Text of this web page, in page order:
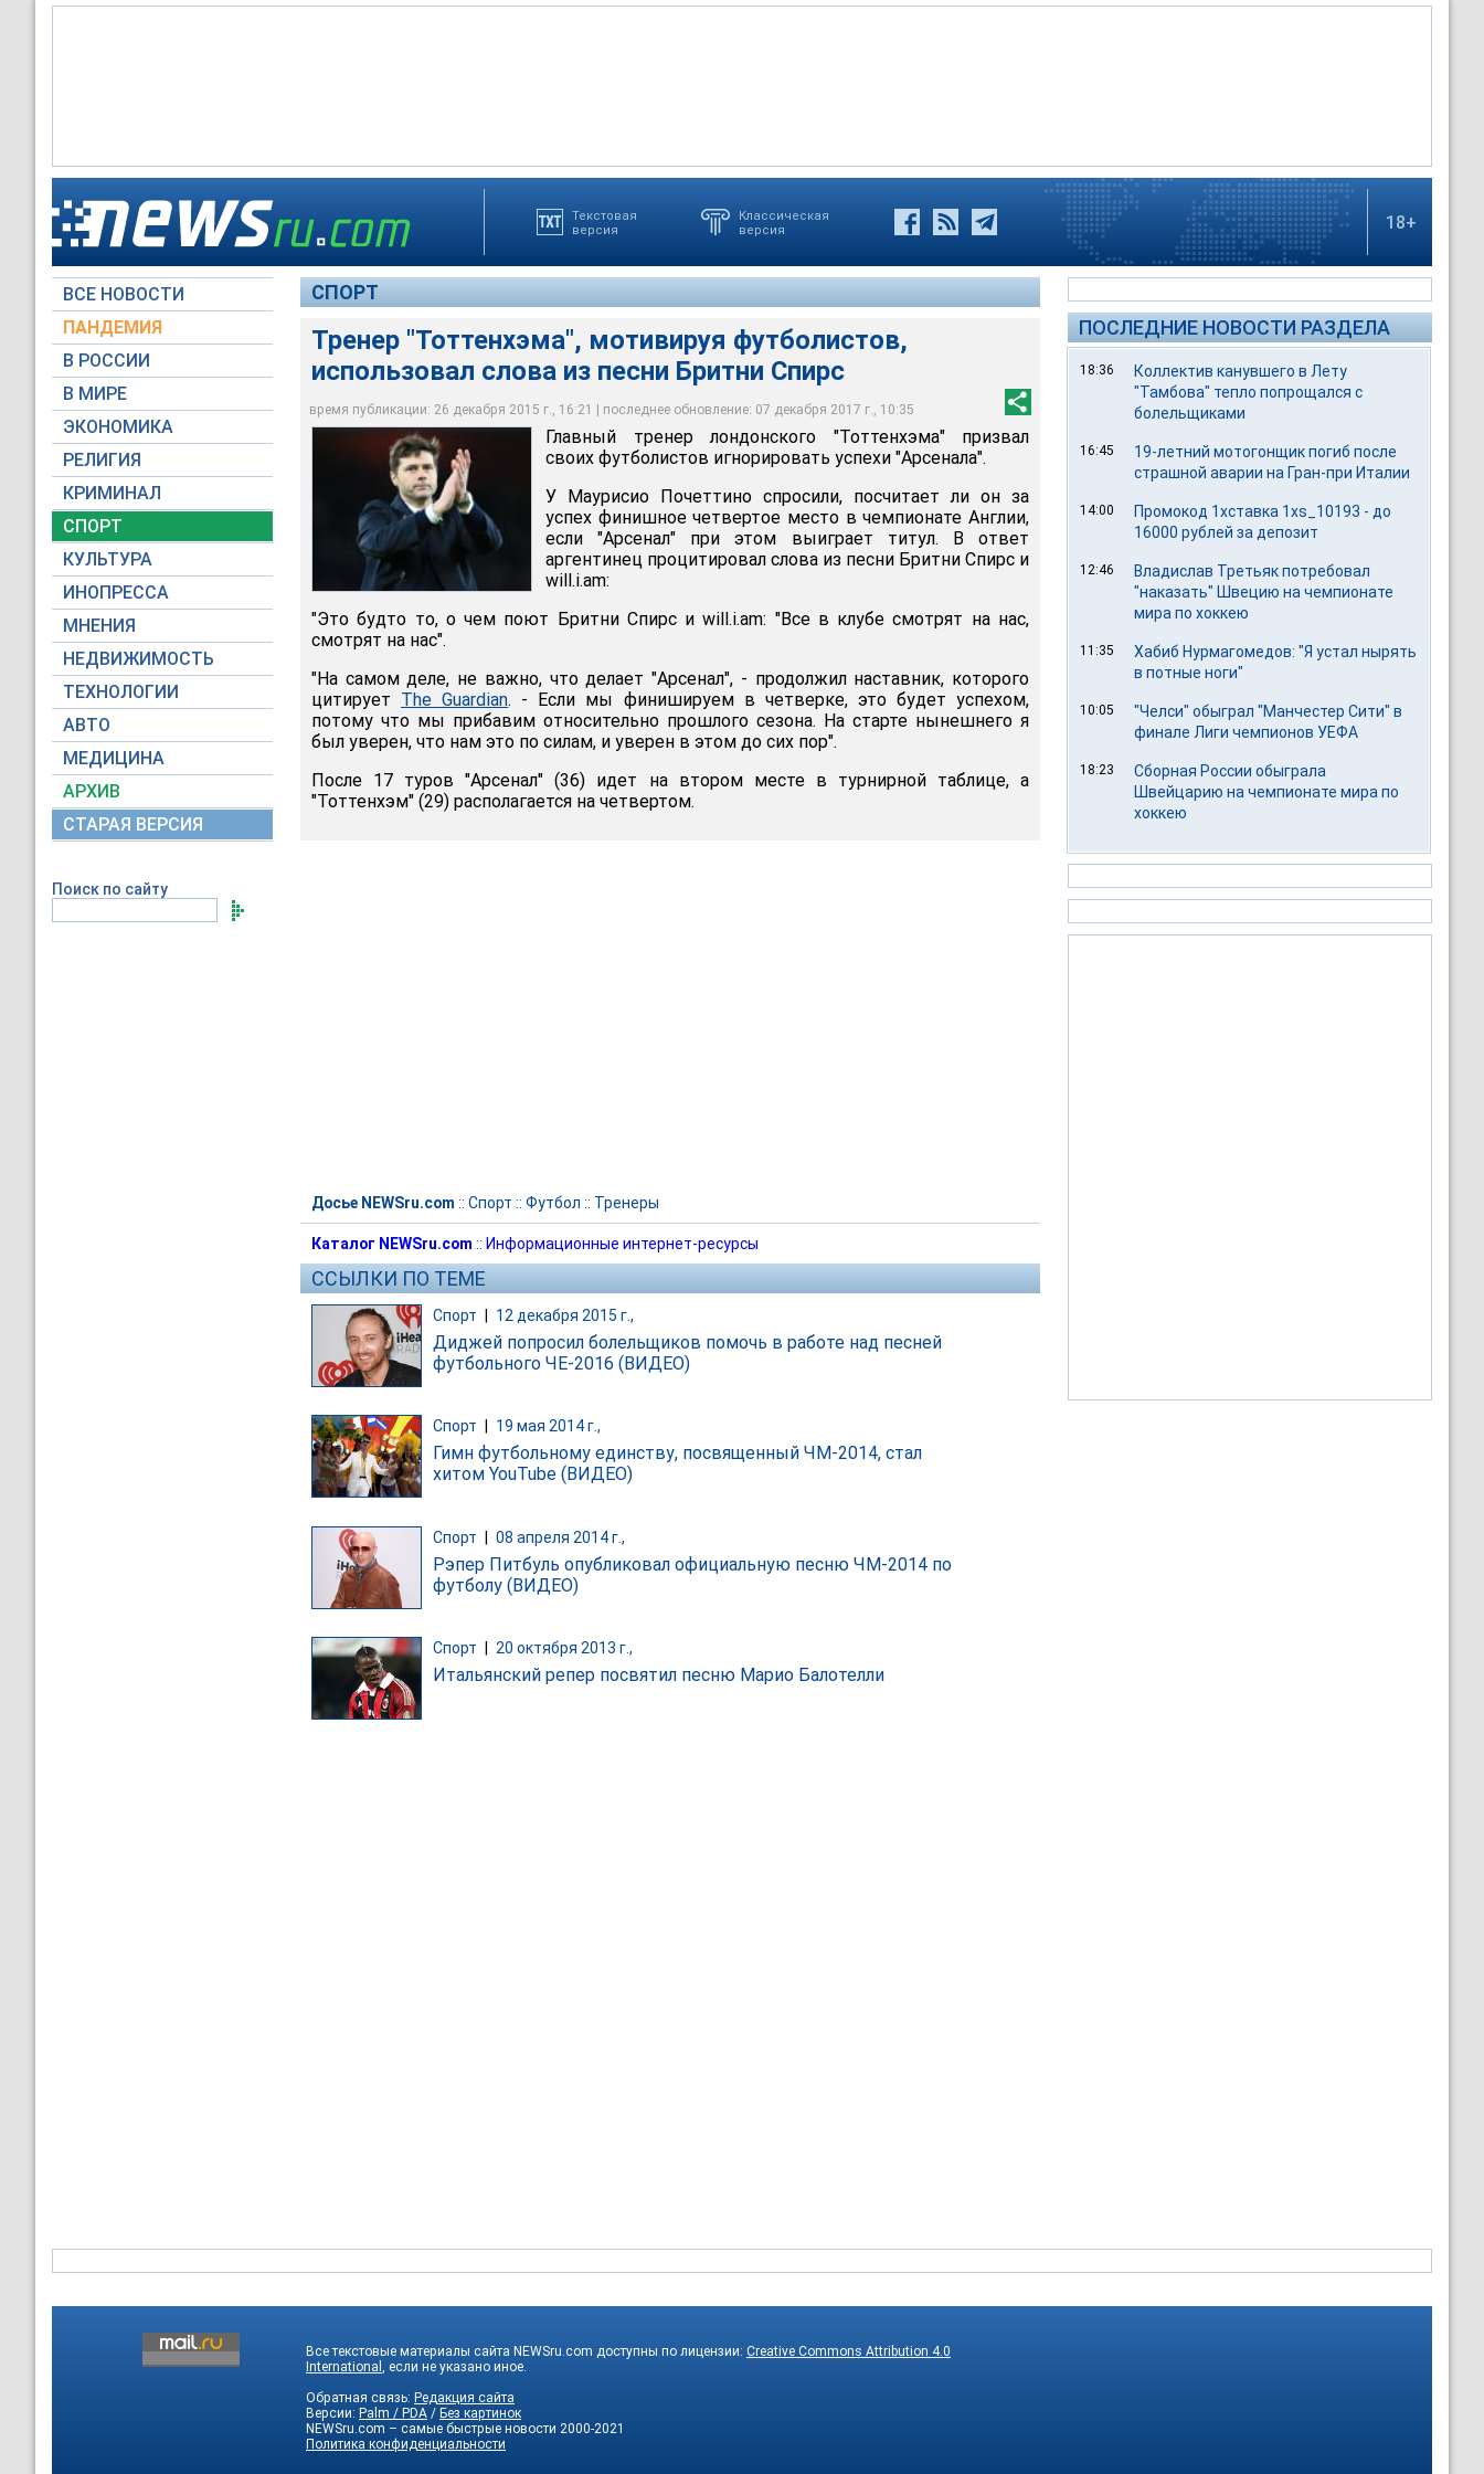
Текстовая
версия
Классическая
версия
18+
ВСЕ НОВОСТИ
ПАНДЕМИЯ
В РОССИИ
В МИРЕ
ЭКОНОМИКА
РЕЛИГИЯ
КРИМИНАЛ
СПОРТ
КУЛЬТУРА
ИНОПРЕССА
МНЕНИЯ
НЕДВИЖИМОСТЬ
ТЕХНОЛОГИИ
АВТО
МЕДИЦИНА
АРХИВ
СТАРАЯ ВЕРСИЯ
Поиск по сайту
СПОРТ
Тренер "Тоттенхэма", мотивируя футболистов,
использовал слова из песни Бритни Спирс
время публикации: 26 декабря 2015 г., 16:21 | последнее обновление: 07 декабря 2017 г., 10:35
Тренер "Тоттенхэма", мотивируя футболистов, использовал слова из песни Бритни
Спирс
Global Look Press
Главный тренер лондонского "Тоттенхэма" призвал
своих футболистов игнорировать успехи "Арсенала".
У Маурисио Почеттино спросили, посчитает ли он за
успех финишное четвертое место в чемпионате Англии,
если "Арсенал" при этом выиграет титул. В ответ
аргентинец процитировал слова из песни Бритни Спирс и
will.i.am:
"Это будто то, о чем поют Бритни Спирс и will.i.am: "Все в клубе смотрят на нас,
смотрят на нас".
"На самом деле, не важно, что делает "Арсенал", - продолжил наставник, которого
цитирует The Guardian. - Если мы финишируем в четверке, это будет успехом,
потому что мы прибавим относительно прошлого сезона. На старте нынешнего я
был уверен, что нам это по силам, и уверен в этом до сих пор".
После 17 туров "Арсенал" (36) идет на втором месте в турнирной таблице, а
"Тоттенхэм" (29) располагается на четвертом.
Досье NEWSru.com :: Спорт :: Футбол :: Тренеры
Каталог NEWSru.com :: Информационные интернет-ресурсы
ССЫЛКИ ПО ТЕМЕ
Спорт 12 декабря 2015 г.,
Диджей попросил болельщиков помочь в работе над песней
футбольного ЧЕ-2016 (ВИДЕО)
Спорт 19 мая 2014 г.,
Гимн футбольному единству, посвященный ЧМ-2014, стал
хитом YouTube (ВИДЕО)
Спорт | 08 апреля 2014 г.,
Рэпер Питбуль опубликовал официальную песню ЧМ-2014 по
футболу (ВИДЕО)
Спорт 20 октября 2013 г.,
Итальянский репер посвятил песню Марио Балотелли
ПОСЛЕДНИЕ НОВОСТИ РАЗДЕЛА
18:36
Коллектив канувшего в Лету
"Тамбова" тепло попрощался с
болельщиками
16:45
19-летний мотогонщик погиб после
страшной аварии на Гран-при Италии
14:00
Промокод 1хставка 1xs_10193 - до
16000 рублей за депозит
12:46
Владислав Третьяк потребовал
"наказать" Швецию на чемпионате
мира по хоккею
11:35
Хабиб Нурмагомедов: "Я устал нырять
в потные ноги"
10:05
"Челси" обыграл "Манчестер Сити" в
финале Лиги чемпионов УЕФА
18:23
Сборная России обыграла
Швейцарию на чемпионате мира по
хоккею
Все текстовые материалы сайта NEWSru.com доступны по лицензии: Creative Commons Attribution 4.0
International
, если не указано иное.
Обратная связь: Редакция сайта
Версии: Palm / PDA / Без картинок
NEWSru.com – самые быстрые новости 2000-2021
Политика конфиденциальности